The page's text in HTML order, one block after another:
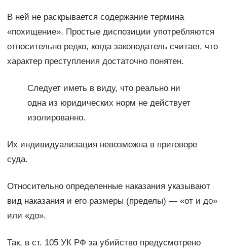
В ней не раскрывается содержание термина
«похищение». Простые диспозиции употребляются
относительно редко, когда законодатель считает, что
характер преступления достаточно понятен.
Следует иметь в виду, что реально ни
одна из юридических норм не действует
изолированно.
Их индивидуализация невозможна в приговоре
суда.
Относительно определенные наказания указывают
вид наказания и его размеры (пределы) — «от и до»
или «до».
Так, в ст. 105 УК РФ за убийство предусмотрено